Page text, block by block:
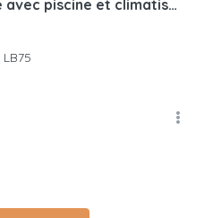
Studio dans résidence avec piscine et climatisation
LB75